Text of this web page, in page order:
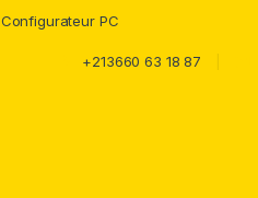
Configurateur PC
+213660 63 18 87